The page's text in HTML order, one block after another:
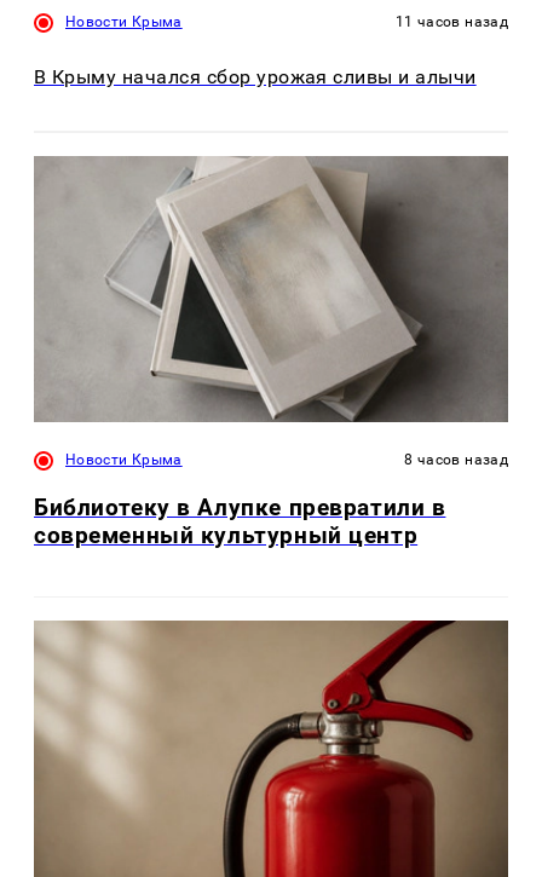
Новости Крыма 11 часов назад
В Крыму начался сбор урожая сливы и алычи
Новости Крыма 8 часов назад
Библиотеку в Алупке превратили в
современный культурный центр